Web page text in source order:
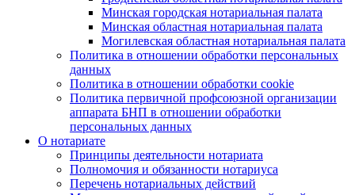
Минская городская нотариальная палата
Минская областная нотариальная палата
Могилевская областная нотариальная палата
Политика в отношении обработки персональных
данных
Политика в отношении обработки cookie
Политика первичной профсоюзной организации
аппарата БНП в отношении обработки
персональных данных
О нотариате
Принципы деятельности нотариата
Полномочия и обязанности нотариуса
Перечень нотариальных действий